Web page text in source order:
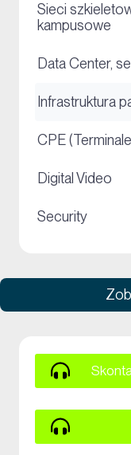
Sieci
kampusowe
Data Center,
Infrastruktura
CPE
Digital Video
Security